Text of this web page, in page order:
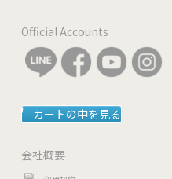
Facebook https://
デリバリー
Official Accounts
カートの中を見る
会社概要